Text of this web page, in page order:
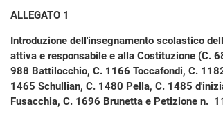
ALLEGATO 1
Introduzione dell'insegnamento scolastico
attiva e responsabile e alla Costituzione (C.
988 Battilocchio, C. 1166 Toccafondi, C.
1465 Schullian, C. 1480 Pella, C. 1485
Fusacchia, C. 1696 Brunetta e Petizione n.